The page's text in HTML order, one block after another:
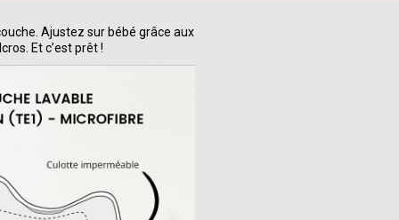
Ajustez sur bébé grâce aux
Et c’est prêt !